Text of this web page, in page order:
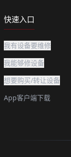
快速入口
我有设备要维修
我能够修设备
想要购买/转让设备
App客户端下载